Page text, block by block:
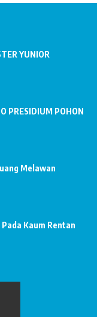
YUNIOR
PRESIDIUM POHON
Melawan
Kaum Rentan